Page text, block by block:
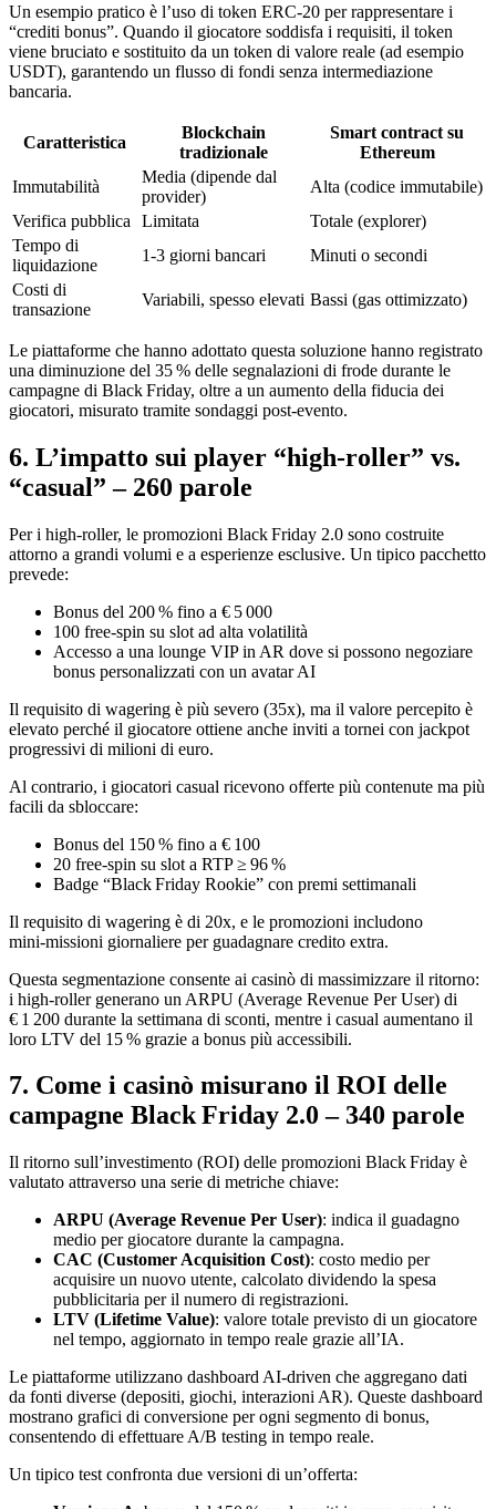
Un esempio pratico è l’uso di token ERC‑20 per rappresentare i
“crediti bonus”. Quando il giocatore soddisfa i requisiti, il token
viene bruciato e sostituito da un token di valore reale (ad esempio
USDT), garantendo un flusso di fondi senza intermediazione
bancaria.
Caratteristica
Blockchain
tradizionale
Smart contract su
Ethereum
Immutabilità
Media (dipende dal
provider)
Alta (codice immutabile)
Verifica pubblica
Limitata
Totale (explorer)
Tempo di
liquidazione
1‑3 giorni bancari
Minuti o secondi
Costi di
transazione
Variabili, spesso elevati Bassi (gas ottimizzato)
Le piattaforme che hanno adottato questa soluzione hanno registrato
una diminuzione del 35 % delle segnalazioni di frode durante le
campagne di Black Friday, oltre a un aumento della fiducia dei
giocatori, misurato tramite sondaggi post‑evento.
6. L’impatto sui player “high‑roller” vs.
“casual” – 260 parole
Per i high‑roller, le promozioni Black Friday 2.0 sono costruite
attorno a grandi volumi e a esperienze esclusive. Un tipico pacchetto
prevede:
Bonus del 200 % fino a € 5 000
100 free‑spin su slot ad alta volatilità
Accesso a una lounge VIP in AR dove si possono negoziare
bonus personalizzati con un avatar AI
Il requisito di wagering è più severo (35x), ma il valore percepito è
elevato perché il giocatore ottiene anche inviti a tornei con jackpot
progressivi di milioni di euro.
Al contrario, i giocatori casual ricevono offerte più contenute ma più
facili da sbloccare:
Bonus del 150 % fino a € 100
20 free‑spin su slot a RTP ≥ 96 %
Badge “Black Friday Rookie” con premi settimanali
Il requisito di wagering è di 20x, e le promozioni includono
mini‑missioni giornaliere per guadagnare credito extra.
Questa segmentazione consente ai casinò di massimizzare il ritorno:
i high‑roller generano un ARPU (Average Revenue Per User) di
€ 1 200 durante la settimana di sconti, mentre i casual aumentano il
loro LTV del 15 % grazie a bonus più accessibili.
7. Come i casinò misurano il ROI delle
campagne Black Friday 2.0 – 340 parole
Il ritorno sull’investimento (ROI) delle promozioni Black Friday è
valutato attraverso una serie di metriche chiave:
ARPU (Average Revenue Per User): indica il guadagno
medio per giocatore durante la campagna.
CAC (Customer Acquisition Cost): costo medio per
acquisire un nuovo utente, calcolato dividendo la spesa
pubblicitaria per il numero di registrazioni.
LTV (Lifetime Value): valore totale previsto di un giocatore
nel tempo, aggiornato in tempo reale grazie all’IA.
Le piattaforme utilizzano dashboard AI‑driven che aggregano dati
da fonti diverse (depositi, giochi, interazioni AR). Queste dashboard
mostrano grafici di conversione per ogni segmento di bonus,
consentendo di effettuare A/B testing in tempo reale.
Un tipico test confronta due versioni di un’offerta: